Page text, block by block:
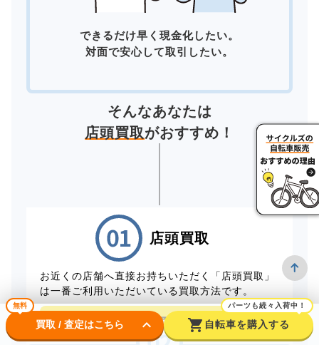
できるだけ早く現金化したい。
対面で安心して取引したい。
そんなあなたは
店頭買取がおすすめ！
店頭買取
お近くの店舗へ直接お持ちいただく「店頭買取」
は一番ご利用いただいている買取方法です。
店頭買取予約はこちら
無料
買取 / 査定はこちら keyboard_arrow_down shopping_cart
パーツも続々入荷中！
自転車を購入する